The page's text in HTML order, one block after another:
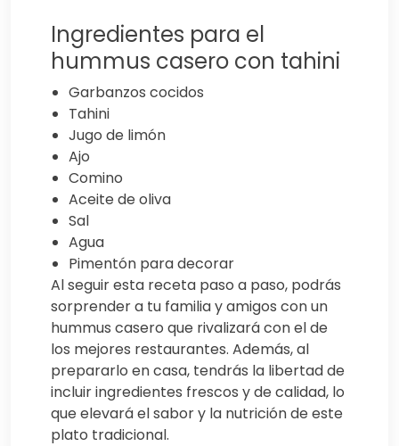
Ingredientes para el
hummus casero con tahini
Garbanzos cocidos
Tahini
Jugo de limón
Ajo
Comino
Aceite de oliva
Sal
Agua
Pimentón para decorar
Al seguir esta receta paso a paso, podrás
sorprender a tu familia y amigos con un
hummus casero que rivalizará con el de
los mejores restaurantes. Además, al
prepararlo en casa, tendrás la libertad de
incluir ingredientes frescos y de calidad, lo
que elevará el sabor y la nutrición de este
plato tradicional.